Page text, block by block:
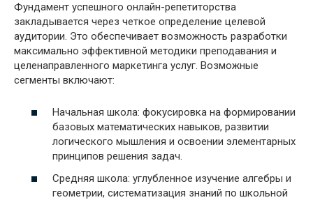
Фундамент успешного онлайн-репетиторства
закладывается через четкое определение целевой
аудитории. Это обеспечивает возможность разработки
максимально эффективной методики преподавания и
целенаправленного маркетинга услуг. Возможные
сегменты включают:
Начальная школа: фокусировка на формировании
базовых математических навыков, развитии
логического мышления и освоении элементарных
принципов решения задач.
Средняя школа: углубленное изучение алгебры и
геометрии, систематизация знаний по школьной